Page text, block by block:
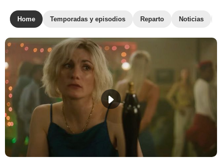
Home Temporadas y episodios Reparto Noticias